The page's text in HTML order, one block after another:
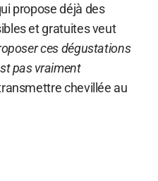
propose déjà des
et gratuites veut
ces dégustations
pas vraiment
chevillée au